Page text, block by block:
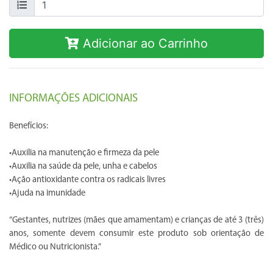
Adicionar ao Carrinho
INFORMAÇÕES ADICIONAIS
Benefícios:
•Auxilia na manutenção e firmeza da pele
•Auxilia na saúde da pele, unha e cabelos
•Ação antioxidante contra os radicais livres
•Ajuda na imunidade
“Gestantes, nutrizes (mães que amamentam) e crianças de até 3 (três)
anos, somente devem consumir este produto sob orientação de
Médico ou Nutricionista.”